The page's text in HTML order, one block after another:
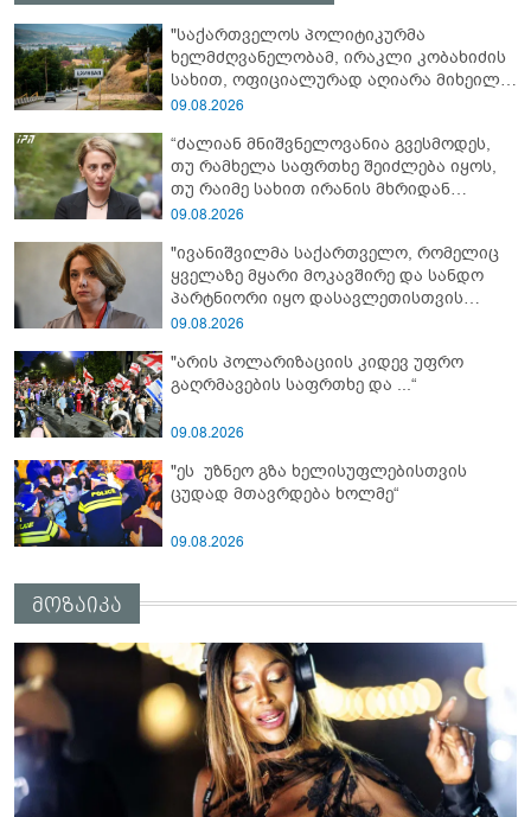
"საქართველოს პოლიტიკურმა
ხელმძღვანელობამ, ირაკლი კობახიძის
სახით, ოფიციალურად აღიარა მიხეილ
სააკაშვილი სამხედრო აგრესიის
აგვისტოს ომზე პასუხისმგებლობა უნდა
დაეკისროს ქვეყანას" - ოკუპირებული
ცხინვალის ე.წ. საგარეო უწყება
09.08.2026
“ძალიან მნიშვნელოვანია გვესმოდეს,
თუ რამხელა საფრთხე შეიძლება იყოს,
თუ რაიმე სახით ირანის მხრიდან
ფინანსური ინსტიტუტები აძლიერებს
ანტიეროვნული ხელისუფლების
ფინანსურ სტაბილურობას“ - ხატია
დეკანოიძე
09.08.2026
"ივანიშვილმა საქართველო, რომელიც
ყველაზე მყარი მოკავშირე და სანდო
პარტნიორი იყო დასავლეთისთვის
რეგიონში, რუსეთის და ირანის
სამრეცხაოდ აქცია"
09.08.2026
"არის პოლარიზაციის კიდევ უფრო
გაღრმავების საფრთხე და ...“
09.08.2026
"ეს უზნეო გზა ხელისუფლებისთვის
ცუდად მთავრდება ხოლმე“
09.08.2026
მოზაიკა